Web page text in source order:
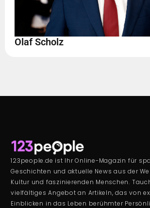
Olaf Scholz
123people.de ist Ihr Online-Magazin für
Geschichten und aktuelle News aus der
Kultur und faszinierenden Menschen.
vielfältiges Angebot an Artikeln, das von
Einblicken in das Leben berühmter